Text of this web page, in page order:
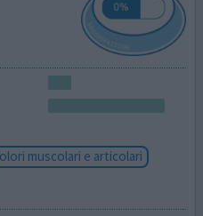
muscolari e articolari